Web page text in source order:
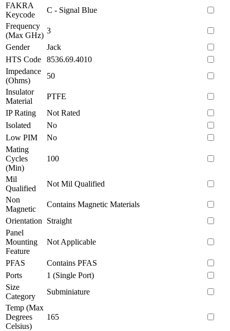
FAKRA
Keycode
C - Signal Blue
Frequency
(Max GHz)
3
Gender
Jack
HTS Code
8536.69.4010
Impedance
(Ohms)
50
Insulator
Material
PTFE
IP Rating
Not Rated
Isolated
No
Low PIM
No
Mating
Cycles
(Min)
100
Mil
Qualified
Not Mil Qualified
Non
Magnetic
Contains Magnetic Materials
Orientation
Straight
Panel
Mounting
Feature
Not Applicable
PFAS
Contains PFAS
Ports
1 (Single Port)
Size
Category
Subminiature
Temp (Max
Degrees
Celsius)
165